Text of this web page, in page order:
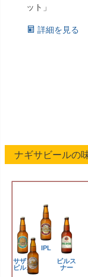
ット」
詳細を見る
ナギサビールの
ピルス
ナー
サザン
ピルス
IPL